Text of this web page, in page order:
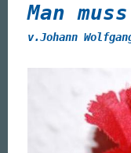
Man
v.Johann